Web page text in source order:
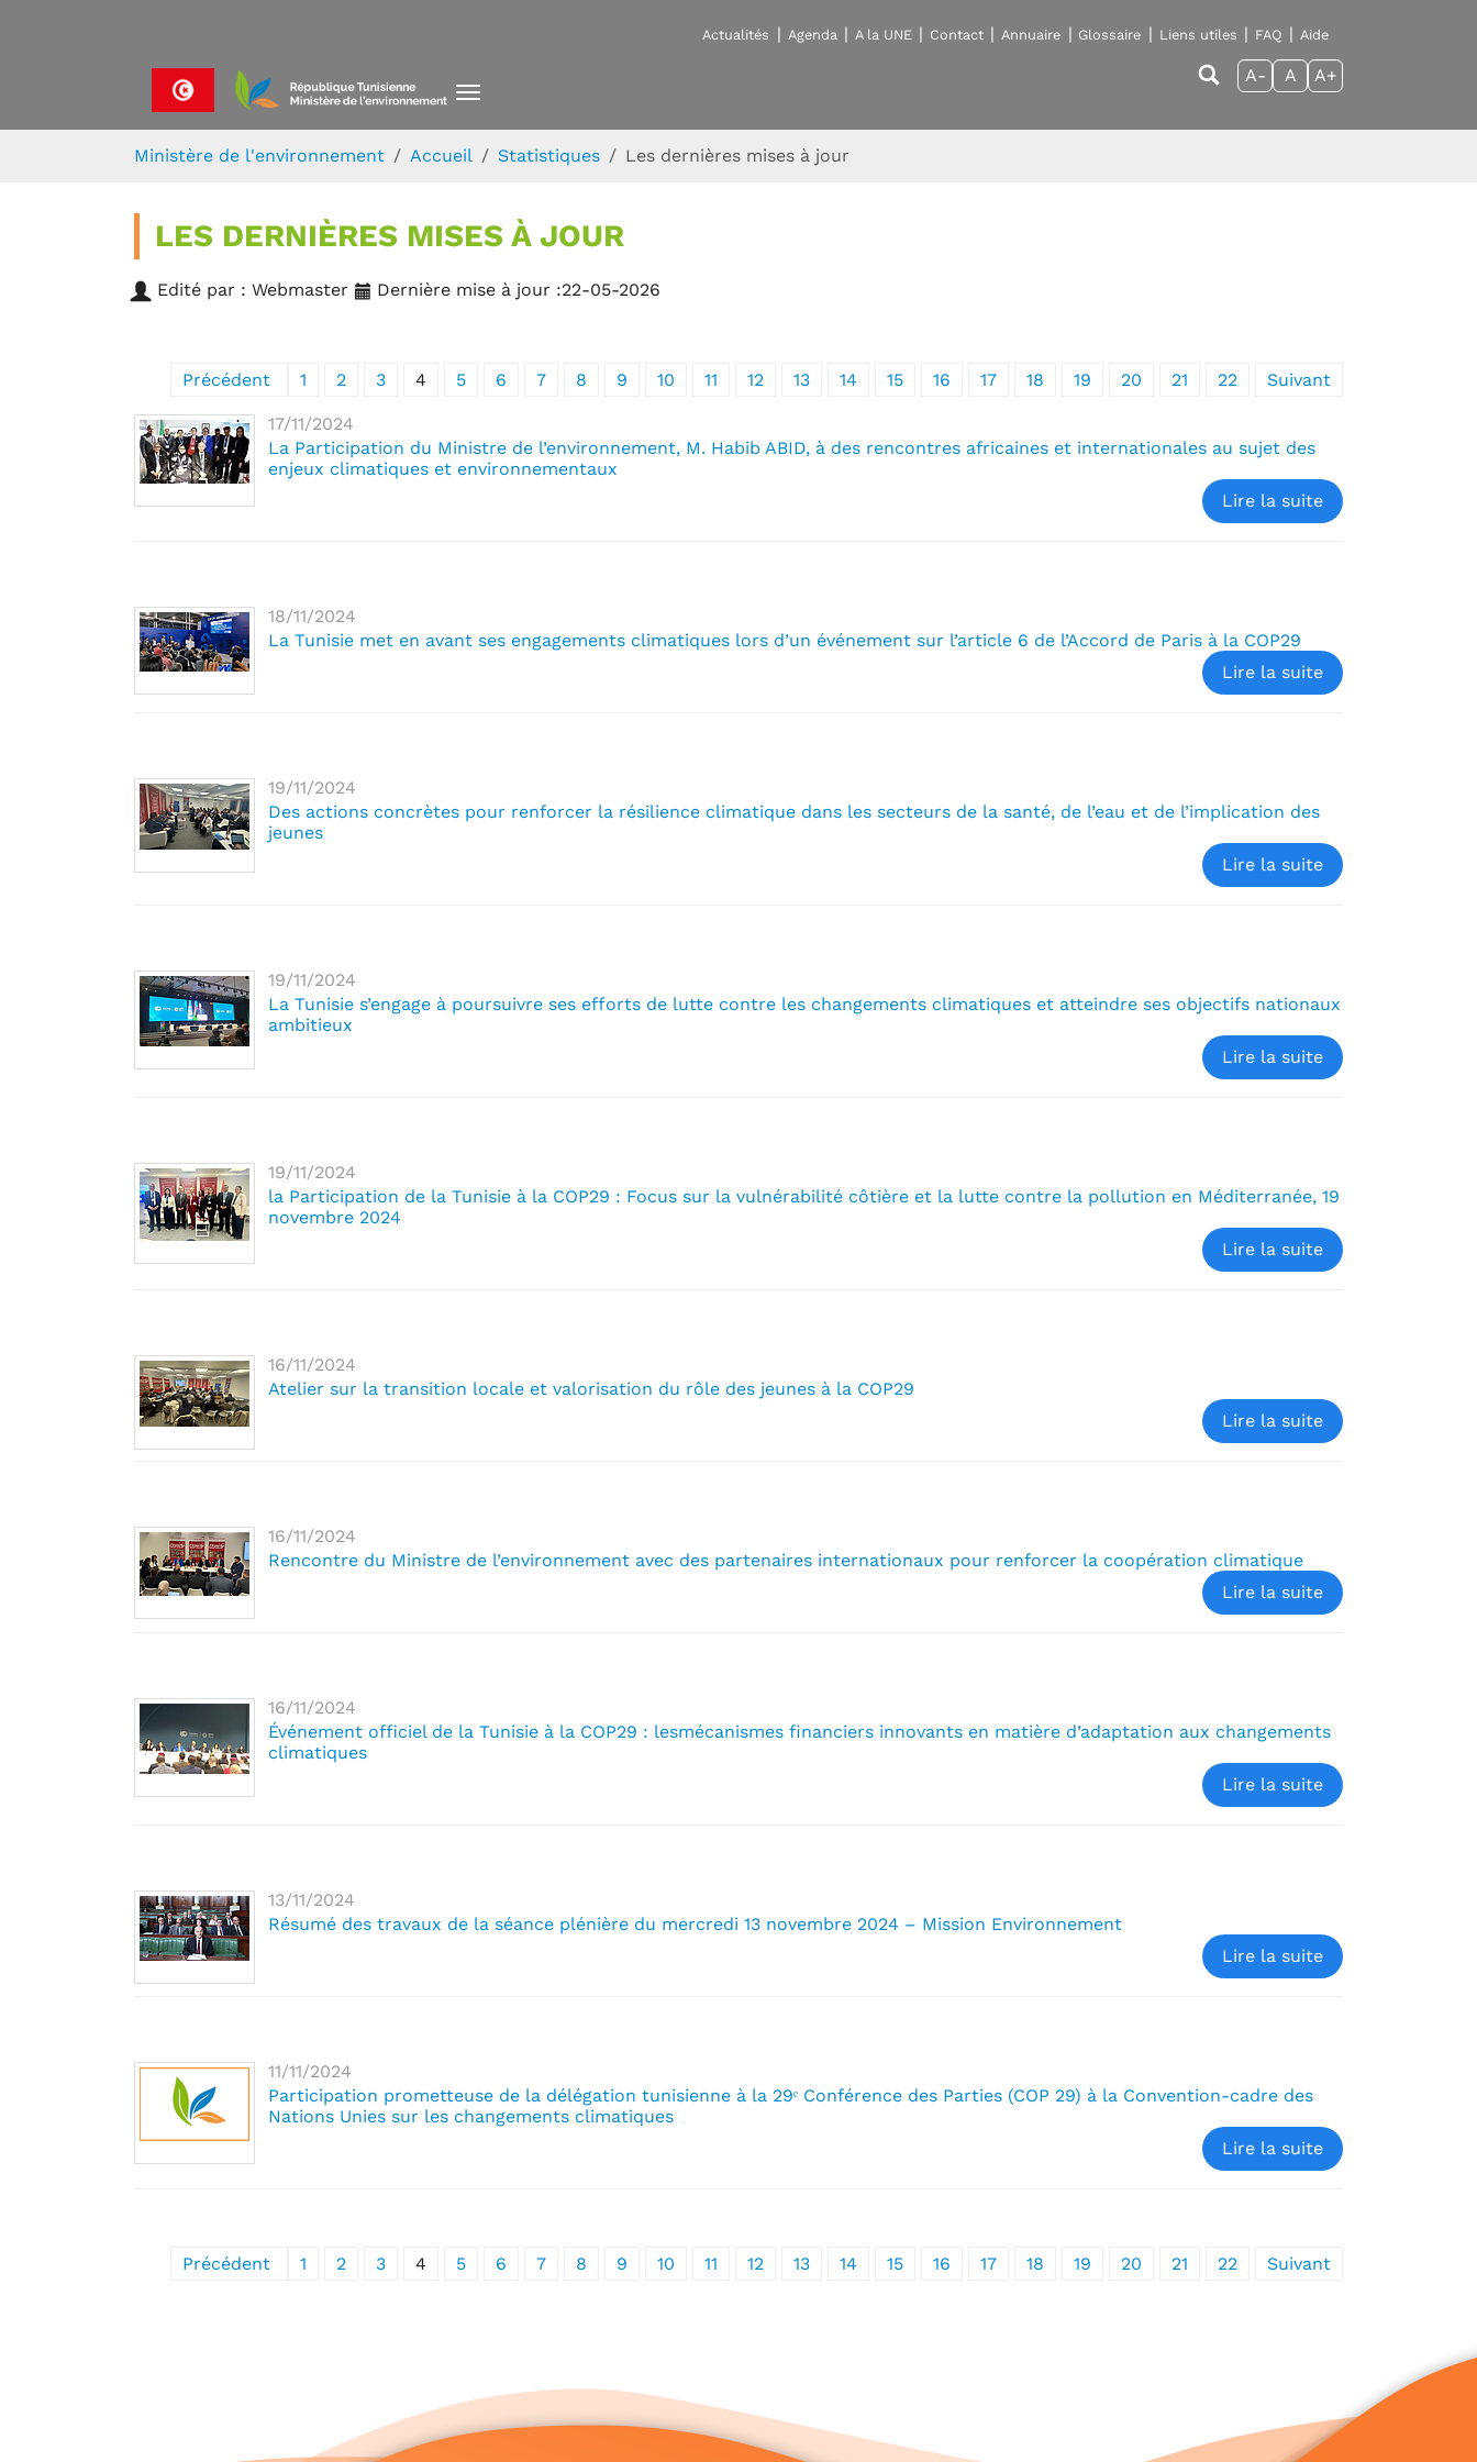
Actualités Agenda A la UNE Contact Annuaire Glossaire Liens utiles FAQ Aide
A- A A+
Ministère de l'environnement Accueil Statistiques Les dernières mises à jour
LES DERNIÈRES MISES À JOUR
Edité par : Webmaster Dernière mise à jour :22-05-2026
Précédent 1 2 3 4 5 6 7 8 9 10 11 12 13 14 15 16 17 18 19 20 21 22 Suivant
17/11/2024
La Participation du Ministre de l’environnement, M. Habib ABID, à des rencontres africaines et internationales au sujet des
enjeux climatiques et environnementaux
Lire la suite
18/11/2024
La Tunisie met en avant ses engagements climatiques lors d’un événement sur l’article 6 de l’Accord de Paris à la COP29
Lire la suite
19/11/2024
Des actions concrètes pour renforcer la résilience climatique dans les secteurs de la santé, de l’eau et de l’implication des
jeunes
Lire la suite
19/11/2024
La Tunisie s’engage à poursuivre ses efforts de lutte contre les changements climatiques et atteindre ses objectifs nationaux
ambitieux
Lire la suite
19/11/2024
la Participation de la Tunisie à la COP29 : Focus sur la vulnérabilité côtière et la lutte contre la pollution en Méditerranée, 19
novembre 2024
Lire la suite
16/11/2024
Atelier sur la transition locale et valorisation du rôle des jeunes à la COP29
Lire la suite
16/11/2024
Rencontre du Ministre de l’environnement avec des partenaires internationaux pour renforcer la coopération climatique
Lire la suite
16/11/2024
Événement officiel de la Tunisie à la COP29 : lesmécanismes financiers innovants en matière d’adaptation aux changements
climatiques
Lire la suite
13/11/2024
Résumé des travaux de la séance plénière du mercredi 13 novembre 2024 – Mission Environnement
Lire la suite
11/11/2024
Participation prometteuse de la délégation tunisienne à la 29ᵉ Conférence des Parties (COP 29) à la Convention-cadre des
Nations Unies sur les changements climatiques
Lire la suite
Précédent 1 2 3 4 5 6 7 8 9 10 11 12 13 14 15 16 17 18 19 20 21 22 Suivant